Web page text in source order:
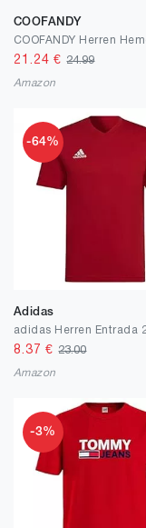
COOFANDY
21.24 €24.99
Amazon
-64%
Adidas
8.37 €23.00
Amazon
-3%